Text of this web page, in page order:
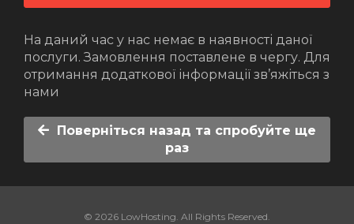
На даний час у нас немає в наявності даної
послуги. Замовлення поставлене в чергу. Для
отримання додаткової інформації зв’яжіться з
нами
Поверніться назад та спробуйте ще
раз
© 2026 LowHosting. All Rights Reserved.